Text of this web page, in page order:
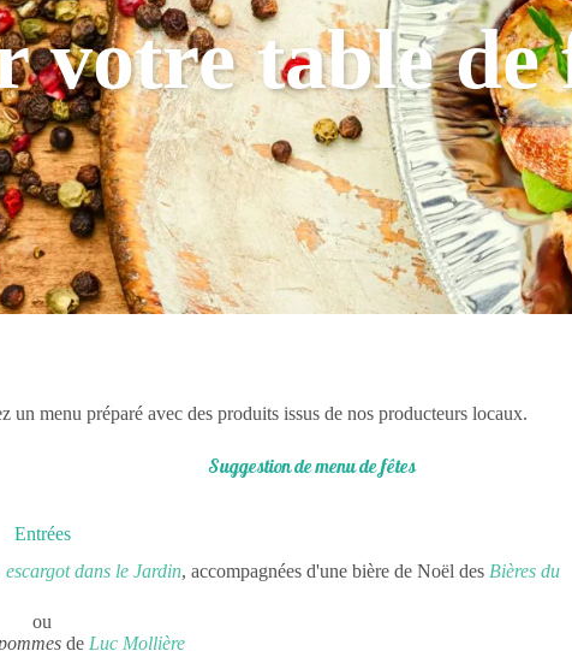
votre table de
un menu préparé avec des produits issus de nos producteurs locaux.
Suggestion de menu de fêtes
Entrées
escargot dans le Jardin, accompagnées d'une bière de Noël des Bières du
ou
de Luc Mollière